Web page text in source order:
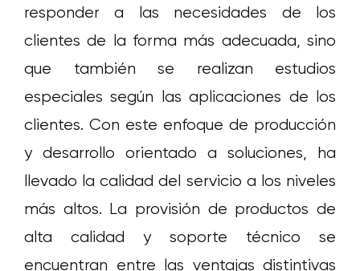
responder a las necesidades de los
clientes de la forma más adecuada, sino
que también se realizan estudios
especiales según las aplicaciones de los
clientes. Con este enfoque de producción
y desarrollo orientado a soluciones, ha
llevado la calidad del servicio a los niveles
más altos. La provisión de productos de
alta calidad y soporte técnico se
encuentran entre las ventajas distintivas